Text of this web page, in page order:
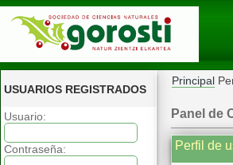
USUARIOS REGISTRADOS
Usuario:
Contraseña:
Principal
Panel de
Perfil de